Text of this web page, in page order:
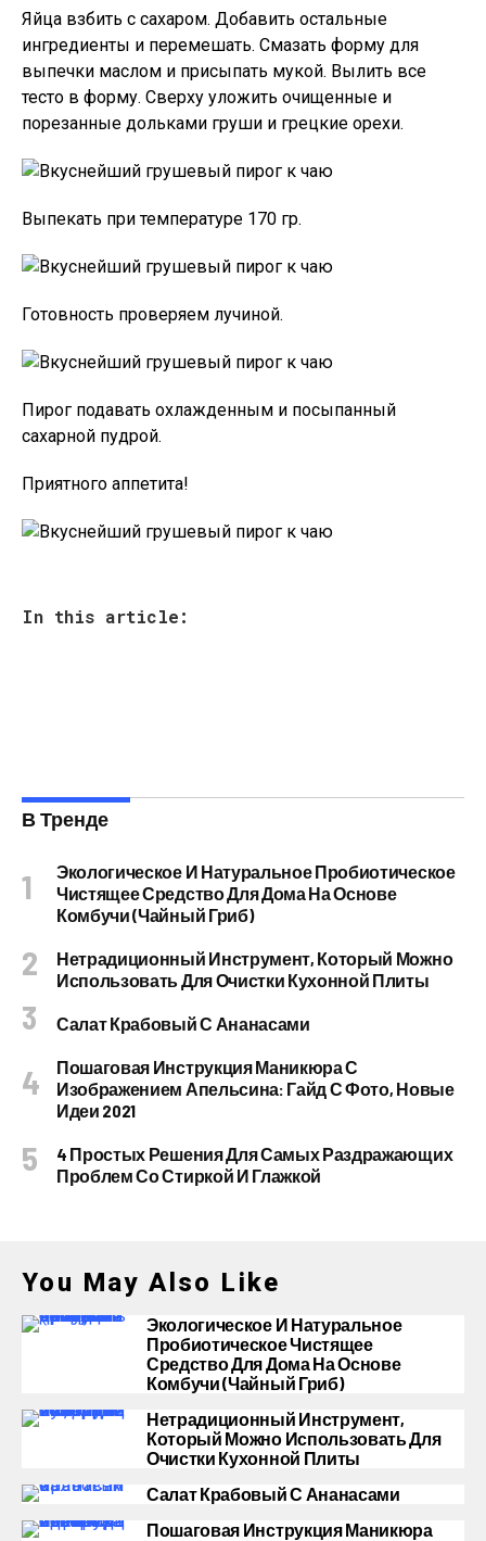
Яйца взбить с сахаром. Добавить остальные
ингредиенты и перемешать. Смазать форму для
выпечки маслом и присыпать мукой. Вылить все
тесто в форму. Сверху уложить очищенные и
порезанные дольками груши и грецкие орехи.
Выпекать при температуре 170 гр.
Готовность проверяем лучиной.
Пирог подавать охлажденным и посыпанный
сахарной пудрой.
Приятного аппетита!
In this article:
В Тренде
Экологическое И Натуральное Пробиотическое
Чистящее Средство Для Дома На Основе
Комбучи (чайный Гриб)
Нетрадиционный Инструмент, Который Можно
Использовать Для Очистки Кухонной Плиты
Салат Крабовый С Ананасами
Пошаговая Инструкция Маникюра С
Изображением Апельсина: Гайд С Фото, Новые
Идеи 2021
4 Простых Решения Для Самых Раздражающих
Проблем Со Стиркой И Глажкой
You May Also Like
Экологическое И Натуральное
Пробиотическое Чистящее
Средство Для Дома На Основе
Комбучи (чайный Гриб)
Нетрадиционный Инструмент,
Который Можно Использовать Для
Очистки Кухонной Плиты
Салат Крабовый С Ананасами
Пошаговая Инструкция Маникюра